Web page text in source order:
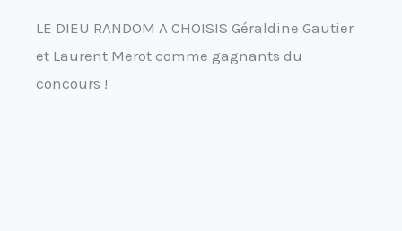
LE DIEU RANDOM A CHOISIS Géraldine Gautier
et Laurent Merot comme gagnants du
concours !